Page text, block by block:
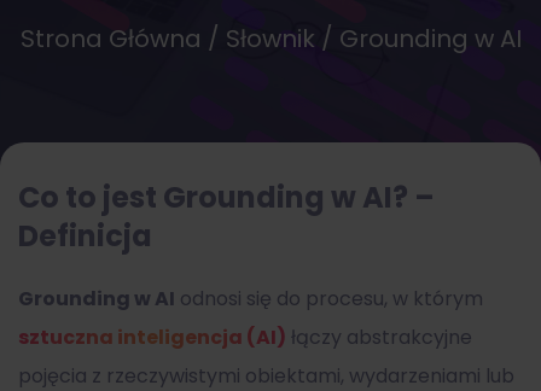
Strona Główna / Słownik / Grounding w AI
Co to jest Grounding w AI? –
Definicja
Grounding w AI odnosi się do procesu, w którym
sztuczna inteligencja (AI) łączy abstrakcyjne
pojęcia z rzeczywistymi obiektami, wydarzeniami lub